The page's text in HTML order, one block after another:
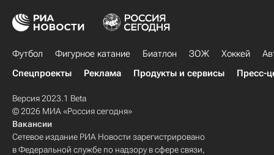
Футбол Фигурное катание Биатлон ЗОЖ Хоккей
Спецпроекты
Реклама Продукты и сервисы Пресс-
Версия 2023.1 Beta
© 2026 МИА «Россия сегодня»
Вакансии
Сетевое издание РИА Новости зарегистрировано
в Федеральной службе по надзору в сфере связи,